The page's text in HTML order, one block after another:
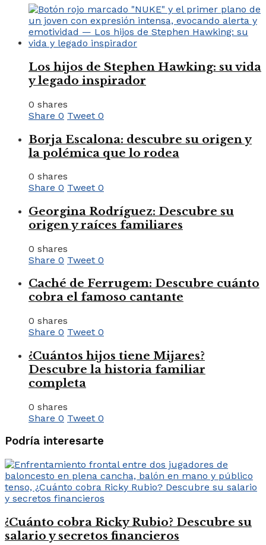
Los hijos de Stephen Hawking: su vida
y legado inspirador
0 shares
Share 0 Tweet 0
Borja Escalona: descubre su origen y
la polémica que lo rodea
0 shares
Share 0 Tweet 0
Georgina Rodríguez: Descubre su
origen y raíces familiares
0 shares
Share 0 Tweet 0
Caché de Ferrugem: Descubre cuánto
cobra el famoso cantante
0 shares
Share 0 Tweet 0
¿Cuántos hijos tiene Mijares?
Descubre la historia familiar
completa
0 shares
Share 0 Tweet 0
Podría interesarte
¿Cuánto cobra Ricky Rubio? Descubre su
salario y secretos financieros